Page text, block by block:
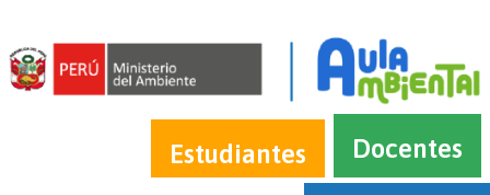
Estudiantes
Docentes